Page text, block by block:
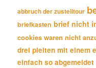
abbruch der zustelltour
briefkasten brief nicht
cookies waren nicht
drei pleiten mit einem
einfach so abgemeldet